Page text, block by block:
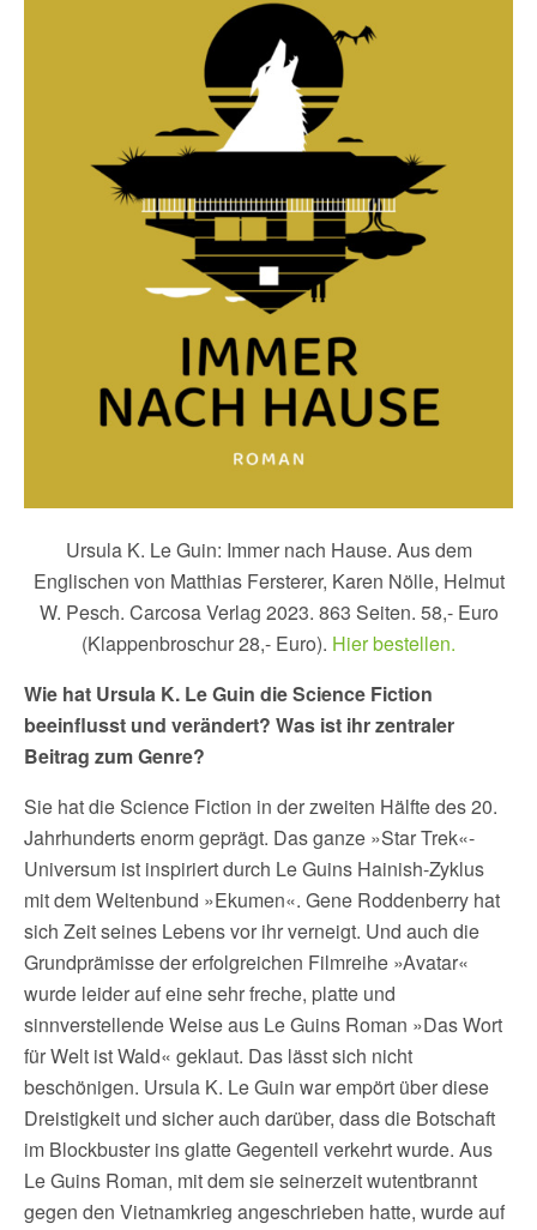
Ursula K. Le Guin: Immer nach Hause. Aus dem
Englischen von Matthias Fersterer, Karen Nölle, Helmut
W. Pesch. Carcosa Verlag 2023. 863 Seiten. 58,- Euro
(Klappenbroschur 28,- Euro). Hier bestellen.
Wie hat Ursula K. Le Guin die Science Fiction
beeinflusst und verändert? Was ist ihr zentraler
Beitrag zum Genre?
Sie hat die Science Fiction in der zweiten Hälfte des 20.
Jahrhunderts enorm geprägt. Das ganze »Star Trek«-
Universum ist inspiriert durch Le Guins Hainish-Zyklus
mit dem Weltenbund »Ekumen«. Gene Roddenberry hat
sich Zeit seines Lebens vor ihr verneigt. Und auch die
Grundprämisse der erfolgreichen Filmreihe »Avatar«
wurde leider auf eine sehr freche, platte und
sinnverstellende Weise aus Le Guins Roman »Das Wort
für Welt ist Wald« geklaut. Das lässt sich nicht
beschönigen. Ursula K. Le Guin war empört über diese
Dreistigkeit und sicher auch darüber, dass die Botschaft
im Blockbuster ins glatte Gegenteil verkehrt wurde. Aus
Le Guins Roman, mit dem sie seinerzeit wutentbrannt
gegen den Vietnamkrieg angeschrieben hatte, wurde auf